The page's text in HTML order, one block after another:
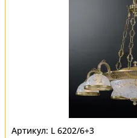
L 6202/6+3